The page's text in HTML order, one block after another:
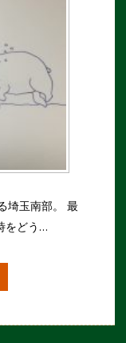
埼玉南部。 最
をどう…